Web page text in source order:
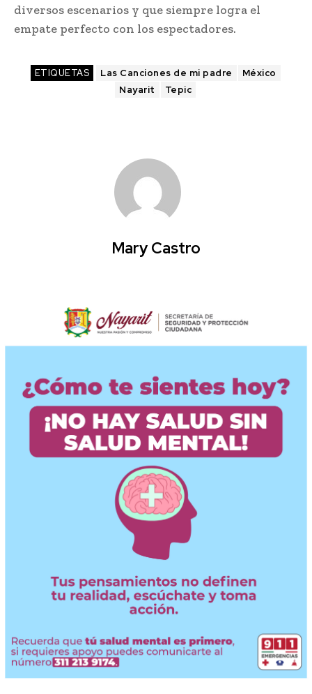
diversos escenarios y que siempre logra el
empate perfecto con los espectadores.
ETIQUETAS Las Canciones de mi padre
México
Nayarit
Tepic
Mary Castro